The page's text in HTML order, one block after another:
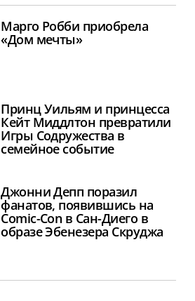
Марго Робби приобрела
«Дом мечты»
Принц Уильям и принцесса
Кейт Миддлтон превратили
Игры Содружества в
семейное событие
Джонни Депп поразил
фанатов, появившись на
Comic-Con в Сан-Диего в
образе Эбенезера Скруджа